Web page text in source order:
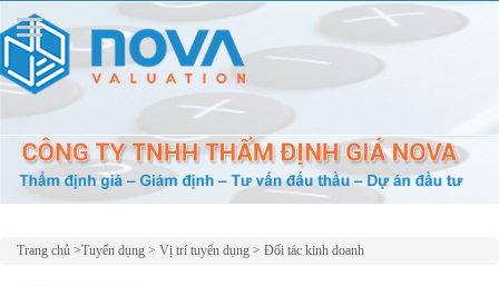
Trang chủ >Tuyển dụng > Vị trí tuyển dụng > Đối tác kinh doanh